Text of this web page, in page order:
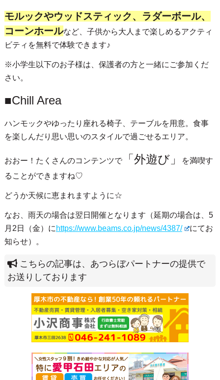
モルックやウッドスティック、ラダーボール、
コーンホールなど、子供から大人まで楽しめるアクティ
ビティを無料で体験できます♪
※小学生以下のお子様は、保護者の方と一緒にご参加くだ
さい。
■Chill Area
ハンモックやゆったり座れる椅子、テーブルを用意。食事
を楽しんだり思い思いのスタイルで過ごせるエリア。
おおー！たくさんのコンテンツで「外遊び」
を満喫す
ることができますね♡
どうか天候に恵まれますように☆
なお、雨天の場合は翌日開催となります（延期の場合は、5
月2日（金）に https://www.beams.co.jp/news/4387/
にてお
知らせ）。
こちらの記事は、あつらぼパートナーの提供で
お送りしております